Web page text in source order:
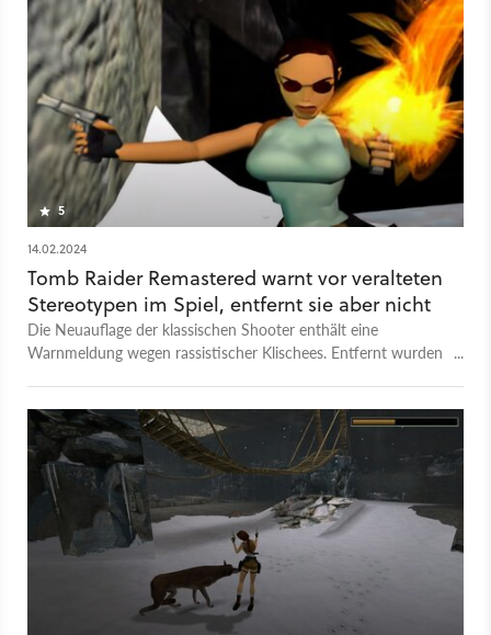
von Tomb Raider im Jahr 1996 (Wer erinnert sich noch an die
Voodoo-Grafikkarten?) für weichere Kanten sorgt. Allerdings
ist dies lediglich ein Feature unserer speziellen Testversion; im
finalen Spiel hat Entwickler Aspyr die Möglichkeit dafür
entfernt.
5
14.02.2024
Tomb Raider Remastered warnt vor veralteten
Stereotypen im Spiel, entfernt sie aber nicht
Die Neuauflage der klassischen Shooter enthält eine
Warnmeldung wegen rassistischer Klischees. Entfernt wurden